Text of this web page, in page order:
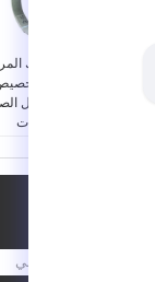
ورقة مادة الاحتكاك
الصبغية القابلة
سمك غطاء الفرامل
الرافعات
والحفارات واللوادر
الفسكوز، مواد الاحتكاك